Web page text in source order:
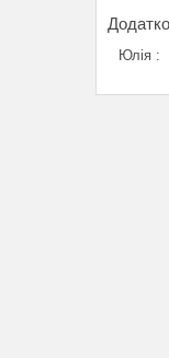
Юлія